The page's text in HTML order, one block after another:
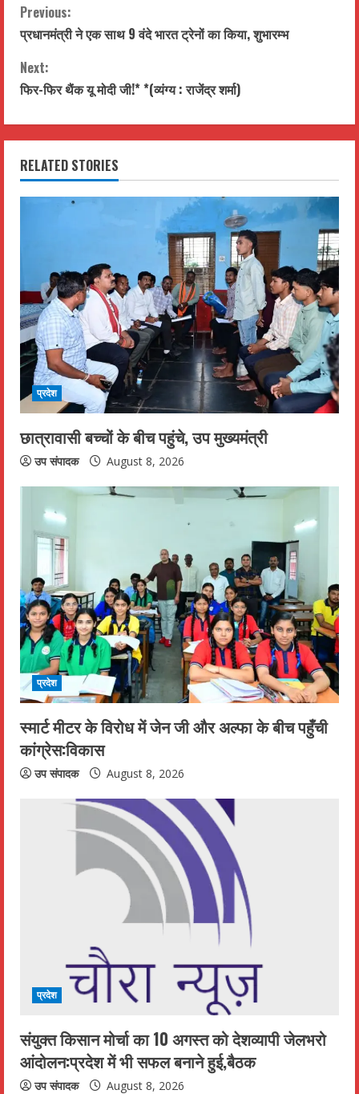
C
o
n
t
i
n
R
e
a
d
i
n
g
Previous:
प्रधानमंत्री ने एक साथ 9 वंदे भारत ट्रेनों का किया, शुभारम्भ
Next:
फिर-फिर थैंक यू मोदी जी!* *(व्यंग्य : राजेंद्र शर्मा)
RELATED STORIES
प्रदेश
छात्रावासी बच्चों के बीच पहुंचे, उप मुख्यमंत्री
उप संपादक August 8, 2026
प्रदेश
स्मार्ट मीटर के विरोध में जेन जी और अल्फा के बीच पहुँची
कांग्रेस:विकास
उप संपादक August 8, 2026
प्रदेश
संयुक्त किसान मोर्चा का 10 अगस्त को देशव्यापी जेलभरो
आंदोलन:प्रदेश में भी सफल बनाने हुई,बैठक
उप संपादक August 8, 2026